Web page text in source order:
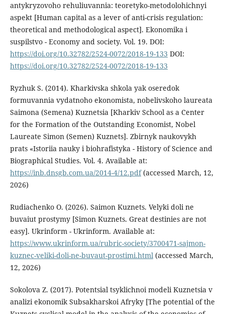
antykryzovoho rehuliuvannia: teoretyko-metodolohichnyi
aspekt [Human capital as a lever of anti-crisis regulation:
theoretical and methodological aspect]. Ekonomika i
suspilstvo - Economy and society. Vol. 19. DOI:
https://doi.org/10.32782/2524-0072/2018-19-133 DOI:
https://doi.org/10.32782/2524-0072/2018-19-133
Ryzhuk S. (2014). Kharkivska shkola yak oseredok
formuvannia vydatnoho ekonomista, nobelivskoho laureata
Saimona (Semena) Kuznetsia [Kharkiv School as a Center
for the Formation of the Outstanding Economist, Nobel
Laureate Simon (Semen) Kuznets]. Zbirnyk naukovykh
prats «Istoriia nauky i biohrafistyka - History of Science and
Biographical Studies. Vol. 4. Available at:
https://inb.dnsgb.com.ua/2014-4/12.pdf(accessed March, 12,
2026)
Rudiachenko O. (2026). Saimon Kuznets. Velyki doli ne
buvaiut prostymy [Simon Kuznets. Great destinies are not
easy]. Ukrinform - Ukrinform. Available at:
https://www.ukrinform.ua/rubric-society/3700471-sajmon-
kuznec-veliki-doli-ne-buvaut-prostimi.html(accessed March,
12, 2026)
Sokolova Z. (2017). Potentsial tsyklichnoi modeli Kuznetsia v
analizi ekonomik Subsakharskoi Afryky [The potential of the